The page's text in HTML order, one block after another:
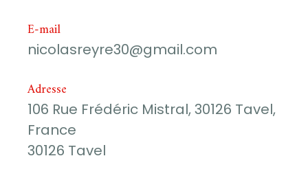
E-mail
nicolasreyre30@gmail.com
Adresse
106 Rue Frédéric Mistral, 30126 Tavel,
France
30126 Tavel